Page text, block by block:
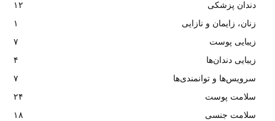
دندان پزشکی
۱۲
زنان، زایمان و نازایی
۱
زیبایی پوست
۷
زیبایی دندان‌ها
۴
سرویس‌ها و توانمندی‌ها
۷
سلامت پوست
۲۴
سلامت جنسی
۱۸